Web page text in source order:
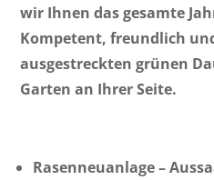
wir Ihnen das gesamte
Kompetent, freundlich
ausgestreckten grünen
Garten an Ihrer Seite.
Rasenneuanlage –